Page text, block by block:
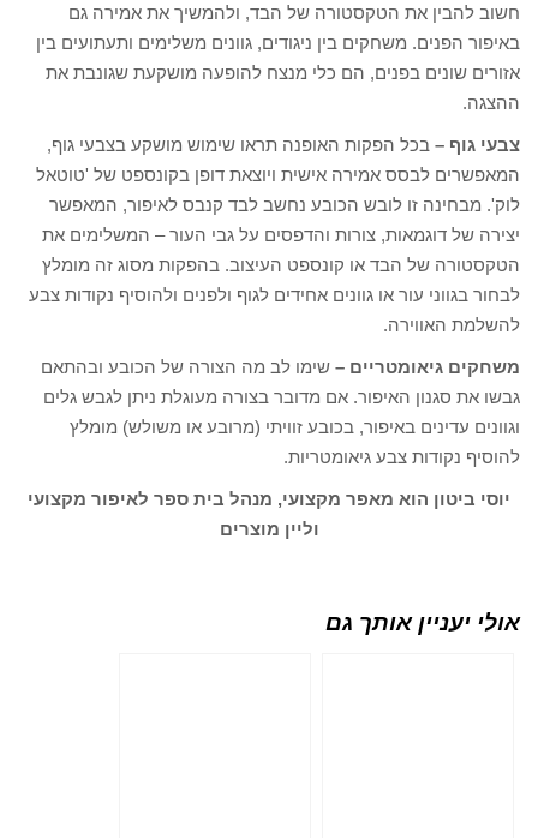
חשוב להבין את הטקסטורה של הבד, ולהמשיך את אמירה גם
באיפור הפנים. משחקים בין ניגודים, גוונים משלימים ותעתועים בין
אזורים שונים בפנים, הם כלי מנצח להופעה מושקעת שגונבת את
ההצגה.
צבעי גוף – בכל הפקות האופנה תראו שימוש מושקע בצבעי גוף,
המאפשרים לבסס אמירה אישית ויוצאת דופן בקונספט של 'טוטאל
לוק'. מבחינה זו לובש הכובע נחשב לבד קנבס לאיפור, המאפשר
יצירה של דוגמאות, צורות והדפסים על גבי העור – המשלימים את
הטקסטורה של הבד או קונספט העיצוב. בהפקות מסוג זה מומלץ
לבחור בגווני עור או גוונים אחידים לגוף ולפנים ולהוסיף נקודות צבע
להשלמת האווירה.
משחקים גיאומטריים – שימו לב מה הצורה של הכובע ובהתאם
גבשו את סגנון האיפור. אם מדובר בצורה מעוגלת ניתן לגבש גלים
וגוונים עדינים באיפור, בכובע זוויתי (מרובע או משולש) מומלץ
להוסיף נקודות צבע גיאומטריות.
יוסי ביטון הוא מאפר מקצועי, מנהל בית ספר לאיפור מקצועי
וליין מוצרים
אולי יעניין אותך גם